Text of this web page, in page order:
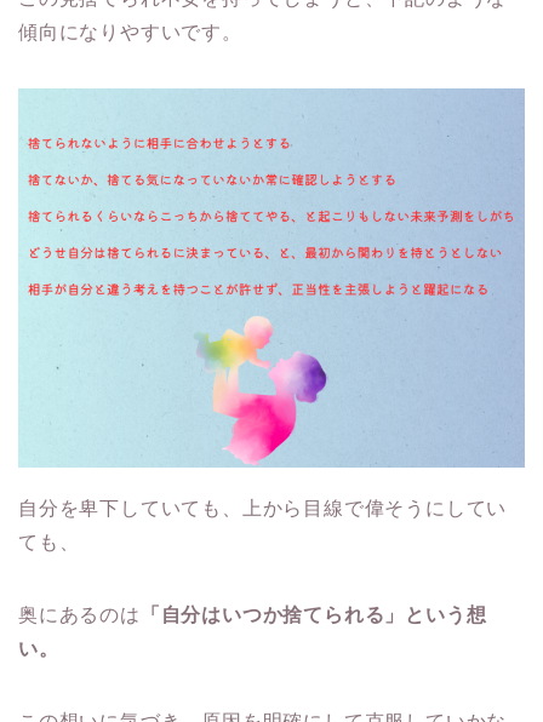
傾向になりやすいです。
自分を卑下していても、上から目線で偉そうにしてい
ても、
奥にあるのは
「自分はいつか捨てられる」という想
い。